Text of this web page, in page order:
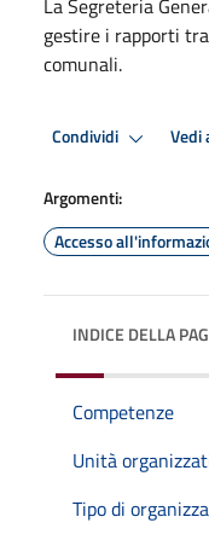
gestire i rapporti
comunali.
Condividi Vedi
Argomenti:
Accesso
INDICE DELLA
Competenze
Unità
Tipo di